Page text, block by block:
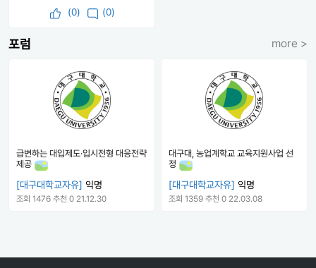
(0) (0)
포럼 more >
급변하는 대입제도·입시전형 대응전략
제공
[대구대학교자유] 익명
조회 1476 추천 0 21.12.30
대구대, 농업계학교 교육지원사업 선
정
[대구대학교자유] 익명
조회 1359 추천 0 22.03.08